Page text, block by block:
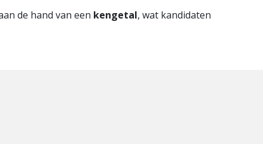
de hand van een kengetal, wat kandidaten